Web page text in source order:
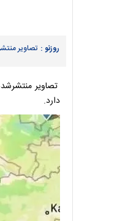
روزنو : تصاویر
تصاویر
دارد.